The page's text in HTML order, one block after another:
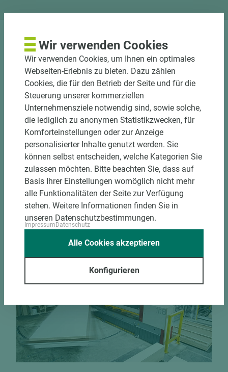
DOWNLOADS
Nutzen Sie unseren
Zuschnittservice
Bekantungsfähiger Fixmaßzuschnitt maßhaltig
und winkelgenau
Hohe und präzise Leistung durch
halbautomatische Beschickung
Einzelteiletikettierung auf Wunsch möglich
Materialschonende und kundengerechte
Verpackung der Fixmaße
Jetzt Zuschnitt anfragen
Wir verwenden Cookies
Wir verwenden Cookies, um Ihnen ein optimales
Webseiten-Erlebnis zu bieten. Dazu zählen
Cookies, die für den Betrieb der Seite und für die
Steuerung unserer kommerziellen
Unternehmensziele notwendig sind, sowie solche,
die lediglich zu anonymen Statistikzwecken, für
Komforteinstellungen oder zur Anzeige
personalisierter Inhalte genutzt werden. Sie
können selbst entscheiden, welche Kategorien Sie
zulassen möchten. Bitte beachten Sie, dass auf
Basis Ihrer Einstellungen womöglich nicht mehr
alle Funktionalitäten der Seite zur Verfügung
stehen. Weitere Informationen finden Sie in
unseren Datenschutzbestimmungen.
ImpressumDatenschutz
Konfigurieren
Alle Cookies akzeptieren